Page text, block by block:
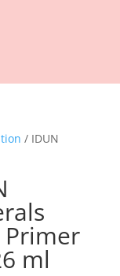
/ IDUN
Primer
ml